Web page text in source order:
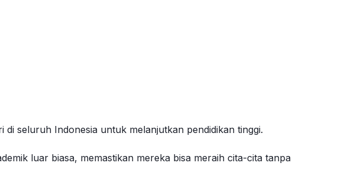
seluruh Indonesia untuk melanjutkan pendidikan tinggi.
luar biasa, memastikan mereka bisa meraih cita-cita tanpa